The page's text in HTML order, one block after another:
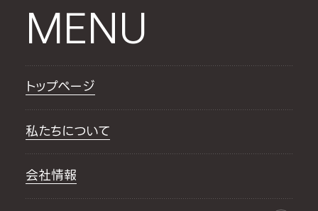
MENU
トップページ
私たちについて
会社情報